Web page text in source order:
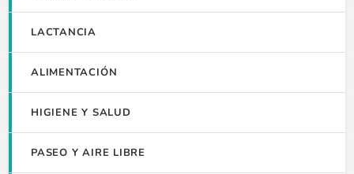
LACTANCIA
ALIMENTACIÓN
HIGIENE Y SALUD
PASEO Y AIRE LIBRE